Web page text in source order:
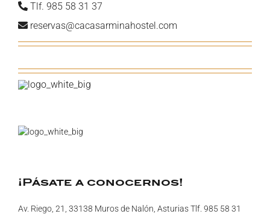
Tlf. 985 58 31 37
reservas@cacasarminahostel.com
¡Pásate a conocernos!
Av. Riego, 21, 33138 Muros de Nalón, Asturias Tlf. 985 58 31